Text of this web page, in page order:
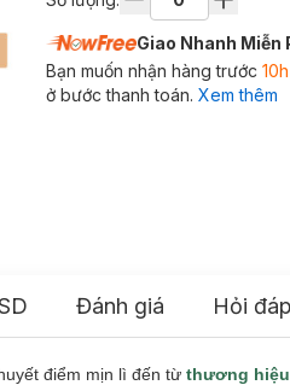
Giao Nhanh Miễn
Bạn muốn nhận hàng trước 10h
ở bước thanh toán. Xem thêm
Đánh giá Hỏi đáp
điểm mịn lì đến từ thương hiệu